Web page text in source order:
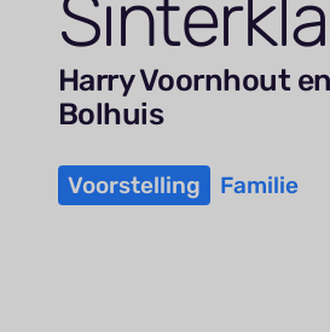
Harry Voornhout
Bolhuis
Voorstelling Familie